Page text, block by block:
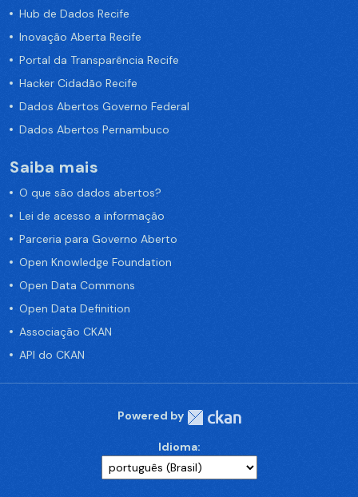
Hub de Dados Recife
Inovação Aberta Recife
Portal da Transparência Recife
Hacker Cidadão Recife
Dados Abertos Governo Federal
Dados Abertos Pernambuco
Saiba mais
O que são dados abertos?
Lei de acesso a informação
Parceria para Governo Aberto
Open Knowledge Foundation
Open Data Commons
Open Data Definition
Associação CKAN
API do CKAN
Powered by
Idioma